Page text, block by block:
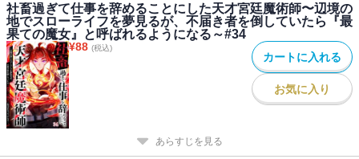
社畜過ぎて仕事を辞めることにした天才宮廷魔術師〜辺境の
地でスローライフを夢見るが、不届き者を倒していたら『最
果ての魔女』と呼ばれるようになる～#34
¥88 (税込)
カートに入れる
お気に入り
あらすじを見る